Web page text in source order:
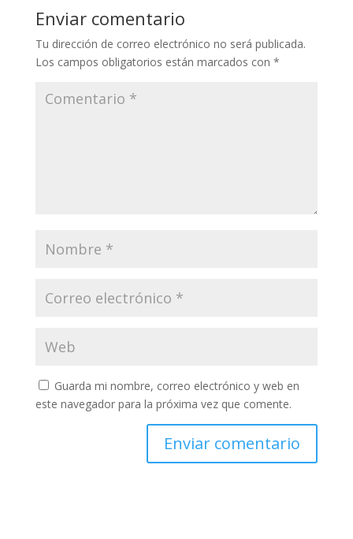
Enviar comentario
Tu dirección de correo electrónico no será publicada.
Los campos obligatorios están marcados con *
Guarda mi nombre, correo electrónico y web en
este navegador para la próxima vez que comente.